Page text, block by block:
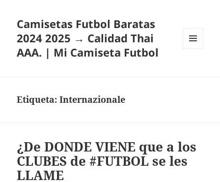
Camisetas Futbol Baratas
2024 2025 → Calidad Thai
AAA. | Mi Camiseta Futbol
Etiqueta:Internazionale
¿De DONDE VIENE que a los
CLUBES de #FUTBOL se les
LLAME